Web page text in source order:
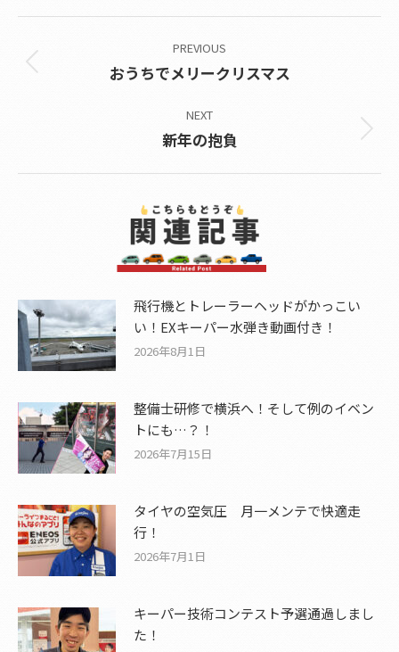
navigation
PREVIOUS
Previous
おうちでメリークリスマス
NEXT
Next
新年の抱負
飛行機とトレーラーヘッドがかっこい
い！EXキーパー水弾き動画付き！
2026年8月1日
整備士研修で横浜へ！そして例のイベン
トにも…？！
2026年7月15日
タイヤの空気圧 月一メンテで快適走
行！
2026年7月1日
キーパー技術コンテスト予選通過しまし
た！